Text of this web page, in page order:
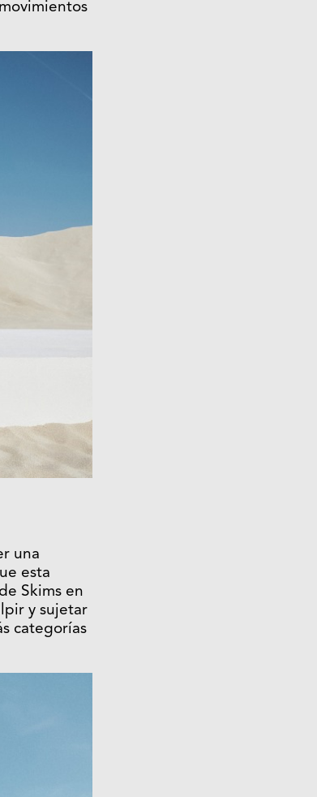
una
esta
Skims en
y sujetar
categorías